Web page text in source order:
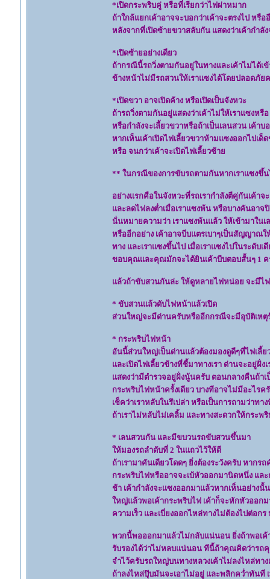
*เปิดกระพริบคู่ หรือที่เรียกว่าไฟผ่าหมาก
ถ้าใกล้แยกเค้าอาจจะบอกว่าเค้าจะตรงไป หรื
หลังจากที่เปิดซ้ายขวาสลับกัน แสดงว่าเค้ากำลั
*เปิดซ้ายอย่างเดียว
ถ้ากรณีนี้รถวิ่งตามกันอยู่ในทางและเค้าไม่ได้เ
ข้างหน้าไม่มีรถสวนให้เราแซงได้โดยปลอดภัย
*เปิดขวา อาจเปิดค้าง หรือเปิดเป็นจังหวะ
ถ้ารถวิ่งตามกันอยู่แสดงว่าเค้าไม่ให้เราแซงหรื
หรือกำลังจะเลี้ยวขวาหรือถ้าเป็นเลนสวน เค้า
หากเห็นเค้าเปิดไฟเลี้ยวขวาห้ามแซงออกไปเด็
หรือ จนกว่าเค้าจะเปิดไฟเลี้ยวซ้าย
** ในกรณีของการขับรถตามกันหากเราแซงขึ้น
อย่างแรกคือในจังหวะที่รถเรากำลังตีคู่กันเค้าจ
และลดไฟลงต่ำเมื่อเราแซงพ้น หรือบางคันอา
นั่นหมายความว่า เราแซงพ้นแล้ว ให้เข้ามาใน
หรืออีกอย่าง เค้าอาจบีบแตรเบาๆเป็นสัญญาณ
ทาง และเราแซงขึ้นไป เมื่อเราแซงไปในระดับเ
ขอบคุณและคุณมักจะได้ยินเค้าบีบตอบสั้นๆ 1 ค
แล้วถ้าขับสวนกันล่ะ ให้ดูหลายไฟหน่อย จะมีไฟ
* ขับสวนแล้วดับไฟหน้าแล้วเปิด
ส่วนใหญ่จะมีด่านครับหรืออีกกรณีจะมีอุบัติเหตุร้
* กระพริบไฟหน้า
อันนี้ส่วนใหญ่เป็นด่านแล้วต้องมองดูดีๆที่ไฟเลี้ย
และเปิดไฟเลี้ยวข้างที่ชี้มาทางเรา ด่านจะอยู่ฝั่ง
แสดงว่ามีตำรวจอยู่ฝั่งนู้นครับ ตอนกลางคืนถ้า
กระพริบไฟหน้าครั้งเดียว บางทีอาจไม่มีอะไรค
เช็คว่าเราหลับในรึเปล่า หรือเป็นการถามว่าทา
ถ้าเราไม่หลับไม่เคลิ้ม และทางสะดวกให้กระพ
* เลนสวนกัน และมีขบวนรถขับสวนขึ้นมา
ให้มองรถลำดับที่ 2 ในแถวไว้ให้ดี
ถ้าเรามาคันเดียวโดดๆ ยิ่งต้องระวังครับ หาก
กระพริบไฟหรืออาจจะเบ้หัวออกมานิดหนึ่ง แล
ช้า เค้ากำลังจะแซงออกมาแล้วหากเห็นอย่างนั้
ใหญ่แล้วพอเค้ากระพริบไฟ เค้าก็จะหักหัวออก
ความเร็ว และเบี่ยงออกไหล่ทางไม่ต้องไปต่อก
พวกนี้พอออกมาแล้วไม่กลับแน่นอน ยิ่งถ้าพอเค้
รับรองได้ว่าไม่หลบแน่นอน ทีนี้ถ้าคุณคิดว่ารถ
จำไว้ครับรถใหญ่บนทางหลวงเค้าไม่ลงไหล่ทา
ถ้าลงไหล่ปุ๊บมันจะเอาไม่อยู่ และพลิกคว่ำทันที